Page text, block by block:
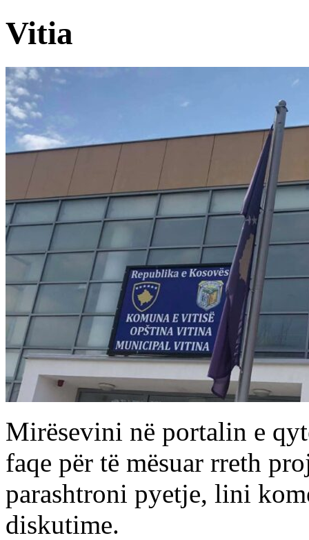
Vitia
Mirësevini në portalin e
faqe për të mësuar rreth
parashtroni pyetje, lini
diskutime.